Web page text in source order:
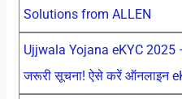
Solutions from ALLEN
Ujjwala Yojana eKYC 2025
जरूरी सूचना! ऐसे करें ऑनलाइन